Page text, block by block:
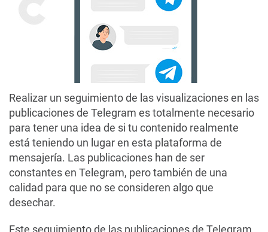
Realizar un seguimiento de las visualizaciones en las
publicaciones de Telegram es totalmente necesario
para tener una idea de si tu contenido realmente
está teniendo un lugar en esta plataforma de
mensajería. Las publicaciones han de ser
constantes en Telegram, pero también de una
calidad para que no se consideren algo que
desechar.
Este seguimiento de las publicaciones de Telegram